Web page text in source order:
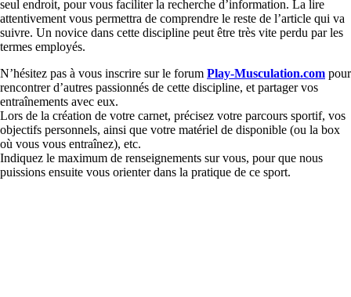
seul endroit, pour vous faciliter la recherche d’information. La lire
attentivement vous permettra de comprendre le reste de l’article qui va
suivre. Un novice dans cette discipline peut être très vite perdu par les
termes employés.
N’hésitez pas à vous inscrire sur le forum Play-Musculation.com pour
rencontrer d’autres passionnés de cette discipline, et partager vos
entraînements avec eux.
Lors de la création de votre carnet, précisez votre parcours sportif, vos
objectifs personnels, ainsi que votre matériel de disponible (ou la box
où vous vous entraînez), etc.
Indiquez le maximum de renseignements sur vous, pour que nous
puissions ensuite vous orienter dans la pratique de ce sport.